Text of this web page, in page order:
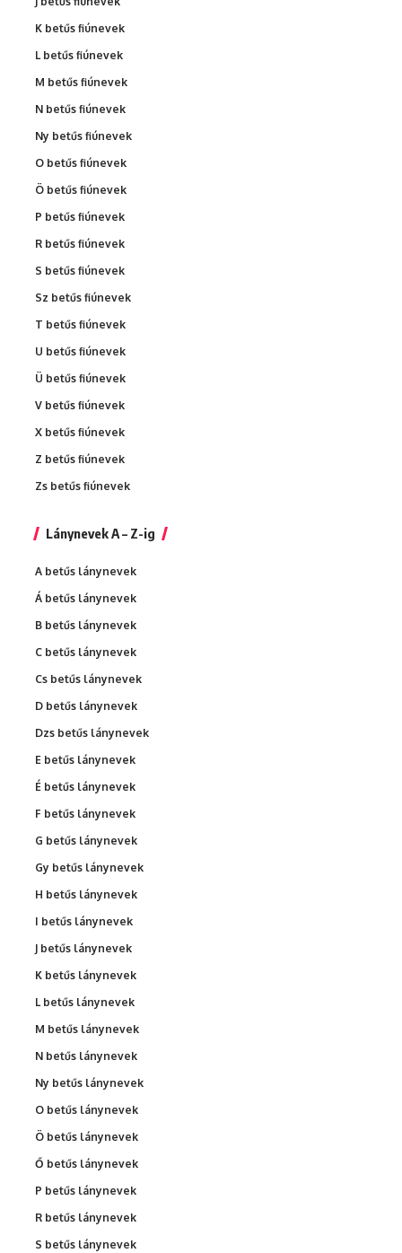
K betűs fiúnevek
L betűs fiúnevek
M betűs fiúnevek
N betűs fiúnevek
Ny betűs fiúnevek
O betűs fiúnevek
Ö betűs fiúnevek
P betűs fiúnevek
R betűs fiúnevek
S betűs fiúnevek
Sz betűs fiúnevek
T betűs fiúnevek
U betűs fiúnevek
Ü betűs fiúnevek
V betűs fiúnevek
X betűs fiúnevek
Z betűs fiúnevek
Zs betűs fiúnevek
Lánynevek A – Z-ig
A betűs lánynevek
Á betűs lánynevek
B betűs lánynevek
C betűs lánynevek
Cs betűs lánynevek
D betűs lánynevek
Dzs betűs lánynevek
E betűs lánynevek
É betűs lánynevek
F betűs lánynevek
G betűs lánynevek
Gy betűs lánynevek
H betűs lánynevek
I betűs lánynevek
J betűs lánynevek
K betűs lánynevek
L betűs lánynevek
M betűs lánynevek
N betűs lánynevek
Ny betűs lánynevek
O betűs lánynevek
Ö betűs lánynevek
Ő betűs lánynevek
P betűs lánynevek
R betűs lánynevek
S betűs lánynevek